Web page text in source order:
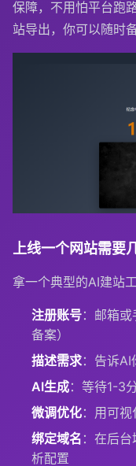
保障，不用怕平台跑
站导出，你可以随时
上线一个网站需要
拿一个典型的AI建站
注册账号：邮箱
备案）
描述需求：告诉
AI生成：等待1-3
微调优化：用可
绑定域名 ：在后
析配置